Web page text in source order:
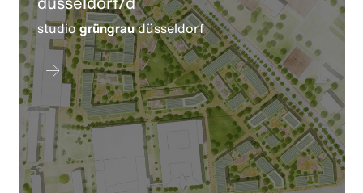
studiogrüngraudüsseldorf